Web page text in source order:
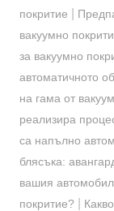
покритие
вакуумно
за вакуумно
автоматичното
на гама от
реализира
са напълно
блясъка:
вашия автомобил
покритие?